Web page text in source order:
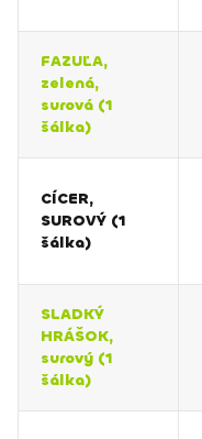
FAZUĽA,
zelená,
surová (1
šálka)
CÍCER,
SUROVÝ (1
šálka)
SLADKÝ
HRÁŠOK,
surový (1
šálka)